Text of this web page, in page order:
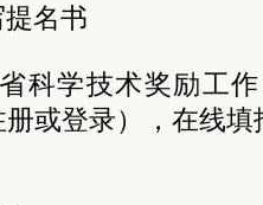
名书
科学技术奖励工作
或登录），在线填